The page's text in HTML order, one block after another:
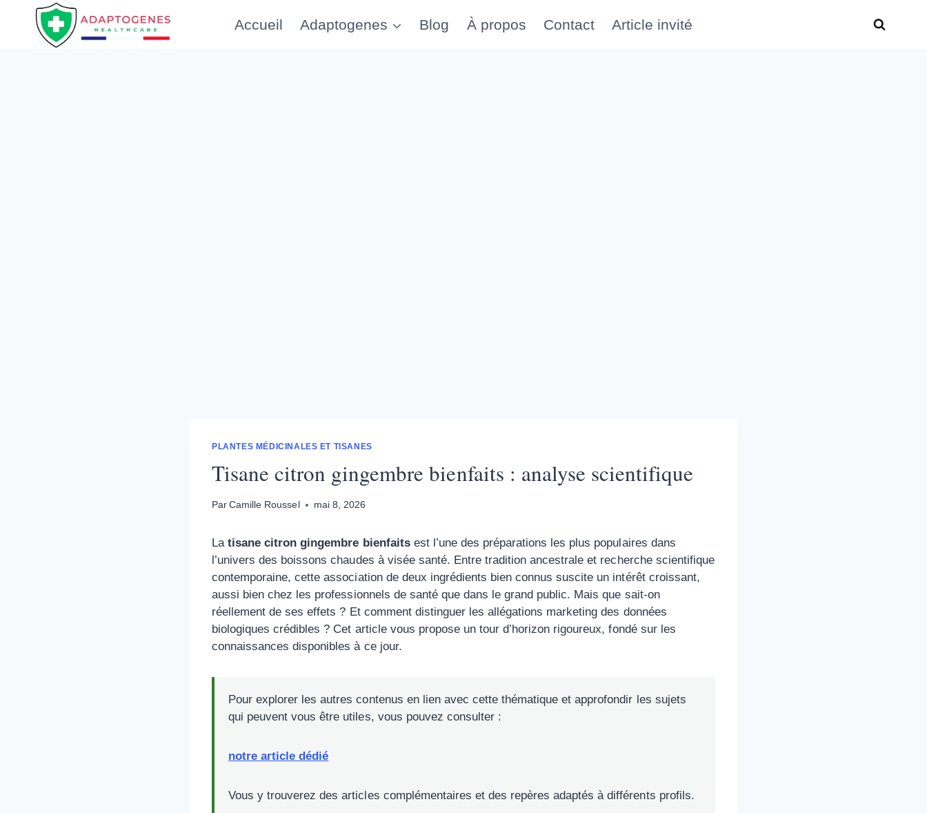
Accueil Adaptogenes Blog À propos Contact Article invité
PLANTES MÉDICINALES ET TISANES
Tisane citron gingembre bienfaits : analyse scientifique
Par Camille Roussel mai 8, 2026
Latisane citron gingembre bienfaitsest l’une des préparations les plus populaires dans
l’univers des boissons chaudes à visée santé. Entre tradition ancestrale et recherche scientifique
contemporaine, cette association de deux ingrédients bien connus suscite un intérêt croissant,
aussi bien chez les professionnels de santé que dans le grand public. Mais que sait-on
réellement de ses effets ? Et comment distinguer les allégations marketing des données
biologiques crédibles ? Cet article vous propose un tour d’horizon rigoureux, fondé sur les
connaissances disponibles à ce jour.
Pour explorer les autres contenus en lien avec cette thématique et approfondir les sujets
qui peuvent vous être utiles, vous pouvez consulter :
notre article dédié
Vous y trouverez des articles complémentaires et des repères adaptés à différents profils.